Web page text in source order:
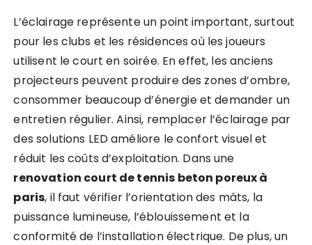
L’éclairage représente un point important, surtout
pour les clubs et les résidences où les joueurs
utilisent le court en soirée. En effet, les anciens
projecteurs peuvent produire des zones d’ombre,
consommer beaucoup d’énergie et demander un
entretien régulier. Ainsi, remplacer l’éclairage par
des solutions LED améliore le confort visuel et
réduit les coûts d’exploitation. Dans une
renovation court de tennis beton poreux à
paris, il faut vérifier l’orientation des mâts, la
puissance lumineuse, l’éblouissement et la
conformité de l’installation électrique. De plus, un